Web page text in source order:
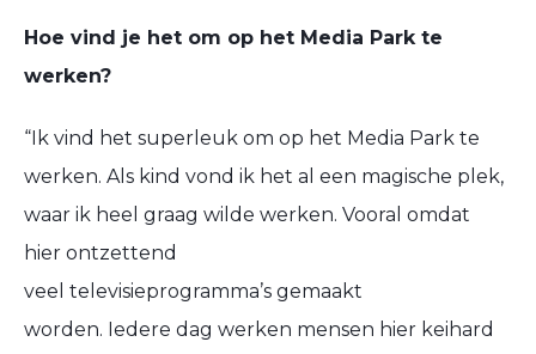
Hoe vind je het om op het Media Park te
werken?
“Ik vind het superleuk om op het Media Park te
werken. Als kind vond ik het al een magische plek,
waar ik heel graag wilde werken. Vooral omdat
hier ontzettend
veel televisieprogramma’s gemaakt
worden. Iedere dag werken mensen hier keihard